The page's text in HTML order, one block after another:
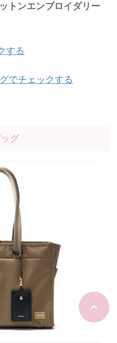
ンエンブロイダリー
する
でチェックする
グ